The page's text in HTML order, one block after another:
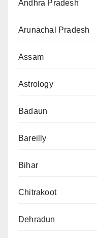
Andhra Pradesh
Arunachal Pradesh
Assam
Astrology
Badaun
Bareilly
Bihar
Chitrakoot
Dehradun